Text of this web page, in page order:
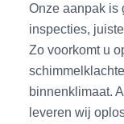
Onze aanpak is
inspecties,
Zo voorkomt u
binnenklimaat.
leveren wij